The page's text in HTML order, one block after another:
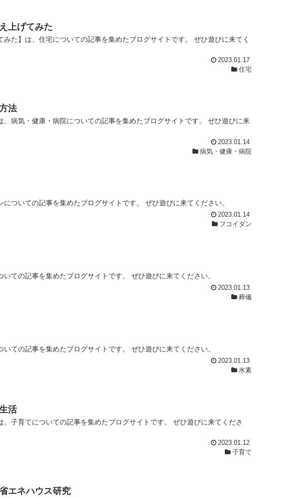
上げてみた
みた】は、住宅についての記事を集めたブログサイトです。 ぜひ遊びに来てく
2023.01.17
住宅
法
、病気・健康・病院についての記事を集めたブログサイトです。 ぜひ遊びに来
2023.01.14
病気・健康・病院
についての記事を集めたブログサイトです。 ぜひ遊びに来てください。
2023.01.14
フコイダン
いての記事を集めたブログサイトです。 ぜひ遊びに来てください。
2023.01.13
葬儀
いての記事を集めたブログサイトです。 ぜひ遊びに来てください。
2023.01.13
水素
活
、子育てについての記事を集めたブログサイトです。 ぜひ遊びに来てくださ
2023.01.12
子育て
エネハウス研究